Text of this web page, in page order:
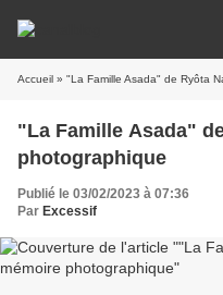
Accueil » "La Famille Asada" de Ryôta
"La Famille Asada"
photographique
Publié le 03/02/2023 à 07:36
Par Excessif